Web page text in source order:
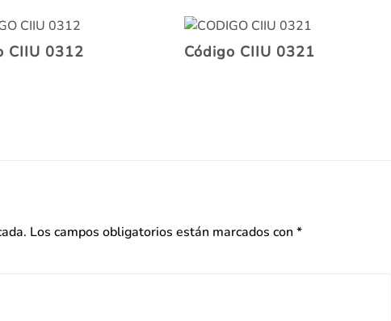
CIIU 0312 Código CIIU 0321
Los campos obligatorios están marcados con *